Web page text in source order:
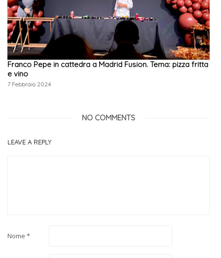
Franco Pepe in cattedra a Madrid Fusion. Tema: pizza fritta
e vino
7 Febbraio 2024
NO COMMENTS
LEAVE A REPLY
Nome *